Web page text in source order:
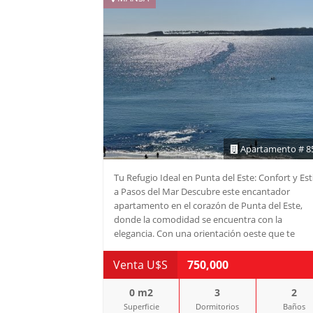
Apartamento #
Tu Refugio Ideal en Punta del Este: Confort y
a Pasos del Mar Descubre este encantador
apartamento en el corazón de Punta del Este,
donde la comodidad se encuentra con la
elegancia. Con una orientación oeste que te
atardeceres, esta unidad de 3 dormitorios y 2
familias o grupos de hasta 6 personas. Aires
acondicionados en todos los ambientes, toldos y
Venta U$S 750,000
0 m2
Superficie
3
Dormitorios
2
Baños